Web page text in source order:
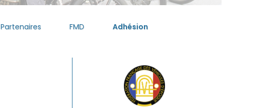
Partenaires FMD Adhésion